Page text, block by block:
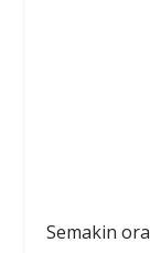
Semakin